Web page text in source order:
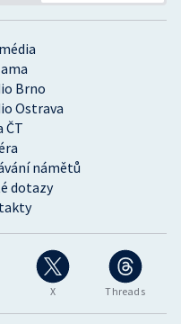
X Threads
Brno
Ostrava
ČT
námětů
dotazy